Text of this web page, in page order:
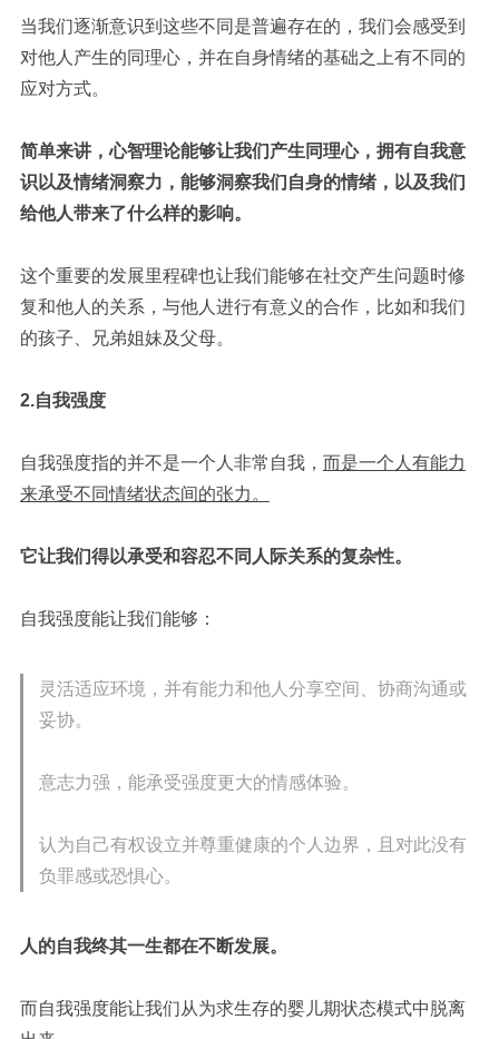
当我们逐渐意识到这些不同是普遍存在的，我们会感受到
对他人产生的同理心，并在自身情绪的基础之上有不同的
应对方式。
简单来讲，心智理论能够让我们产生同理心，拥有自我意
识以及情绪洞察力，能够洞察我们自身的情绪，以及我们
给他人带来了什么样的影响。
这个重要的发展里程碑也让我们能够在社交产生问题时修
复和他人的关系，与他人进行有意义的合作，比如和我们
的孩子、兄弟姐妹及父母。
2.自我强度
自我强度指的并不是一个人非常自我， 而是一个人有能力
来承受不同情绪状态间的张力。
它让我们得以承受和容忍不同人际关系的复杂性。
自我强度能让我们能够：
灵活适应环境，并有能力和他人分享空间、协商沟通或
妥协。
意志力强，能承受强度更大的情感体验。
认为自己有权设立并尊重健康的个人边界，且对此没有
负罪感或恐惧心。
人的自我终其一生都在不断发展。
而自我强度能让我们从为求生存的婴儿期状态模式中脱离